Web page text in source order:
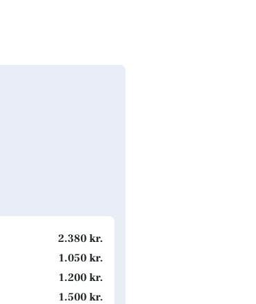
2.380 kr.
1.050 kr.
1.200 kr.
1.500 kr.